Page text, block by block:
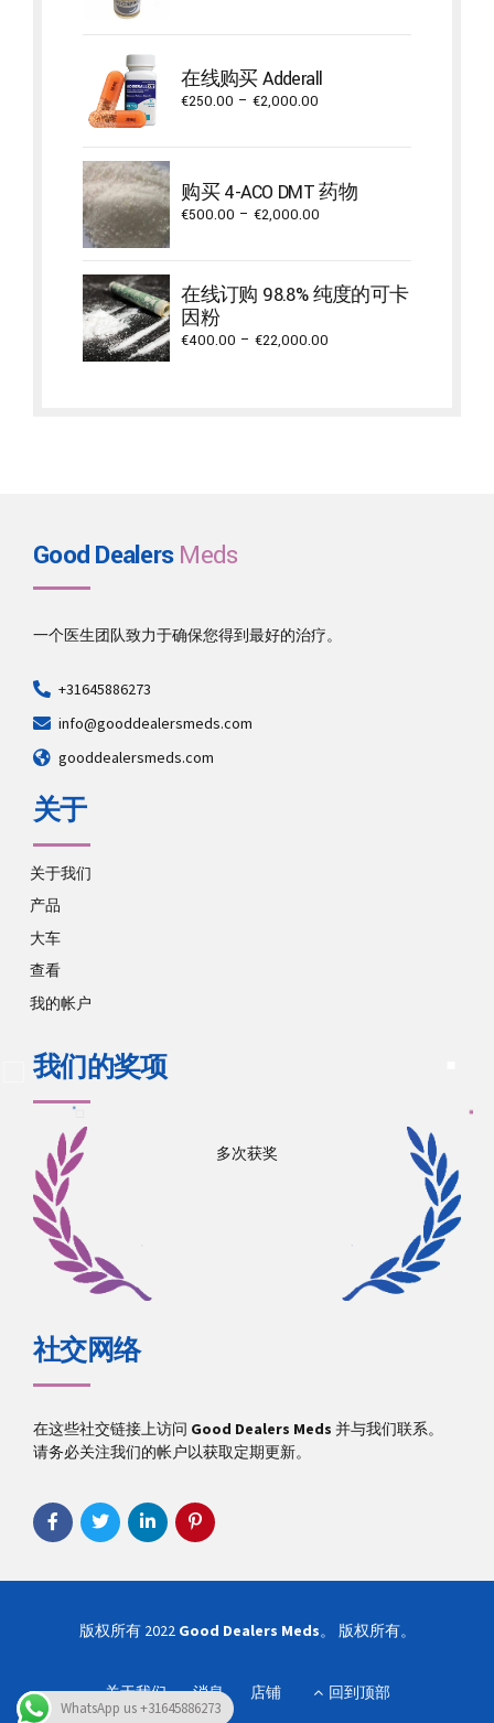
在线购买 Adderall
€250.00 – €2,000.00
€2,000.00
购买 4-ACO DMT 药物
€500.00 – €2,000.00
through
€2,000.00
在线订购 98.8% 纯度的可卡
因粉
€400.00 – €22,000.00
Good DealersMeds
一个医生团队致力于确保您得到最好的治疗。
+31645886273
info@gooddealersmeds.com
gooddealersmeds.com
关于
关于我们
产品
大车
查看
我的帐户
我们的奖项
多次获奖
社交网络
在这些社交链接上访问 Good Dealers Meds 并与我们联系。
请务必关注我们的帐户以获取定期更新。
版权所有 2022 Good Dealers Meds。 版权所有。
关于我们 消息 店铺 回到顶部
WhatsApp us +31645886273